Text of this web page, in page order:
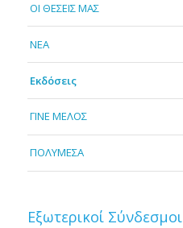
OI ΘΕΣΕΙΣ ΜΑΣ
NEA
Εκδόσεις
ΓΙΝΕ ΜΕΛΟΣ
ΠΟΛΥΜΕΣΑ
Εξωτερικοί Σύνδεσμοι